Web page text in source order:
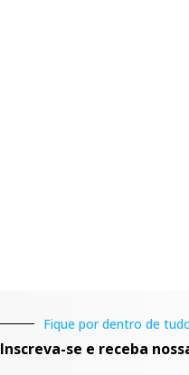
Fique por dentro de
Inscreva-se e receba